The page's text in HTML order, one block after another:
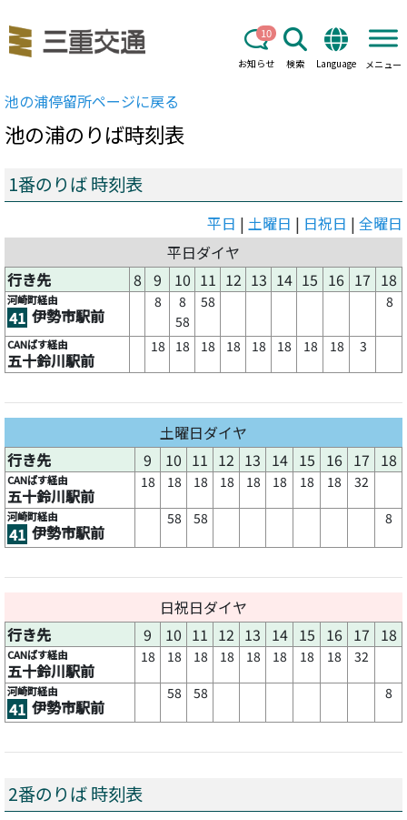
お知らせ
10
検索 Language メニュー
池の浦停留所ページに戻る
池の浦のりば時刻表
1番のりば 時刻表
平日 | 土曜日 | 日祝日 | 全曜日
平日ダイヤ
行き先
8 9 10 11 12 13 14 15 16 17 18
河崎町経由
41 伊勢市駅前
8
8
58
58 8
CANばす経由
五十鈴川駅前
18 18 18 18 18 18 18 18 3
土曜日ダイヤ
行き先
9 10 11 12 13 14 15 16 17 18
CANばす経由
五十鈴川駅前
18 18 18 18 18 18 18 18 32
河崎町経由
41 伊勢市駅前
58 58 8
日祝日ダイヤ
行き先
9 10 11 12 13 14 15 16 17 18
CANばす経由
五十鈴川駅前
18 18 18 18 18 18 18 18 32
河崎町経由
41 伊勢市駅前
58 58 8
2番のりば 時刻表